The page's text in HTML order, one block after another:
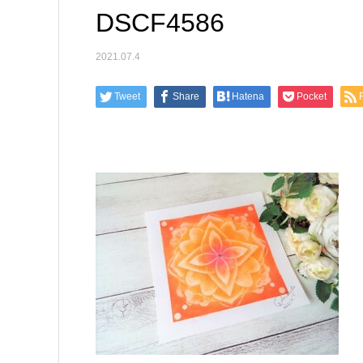
DSCF4586
2021.07.4
Tweet Share Hatena Pocket